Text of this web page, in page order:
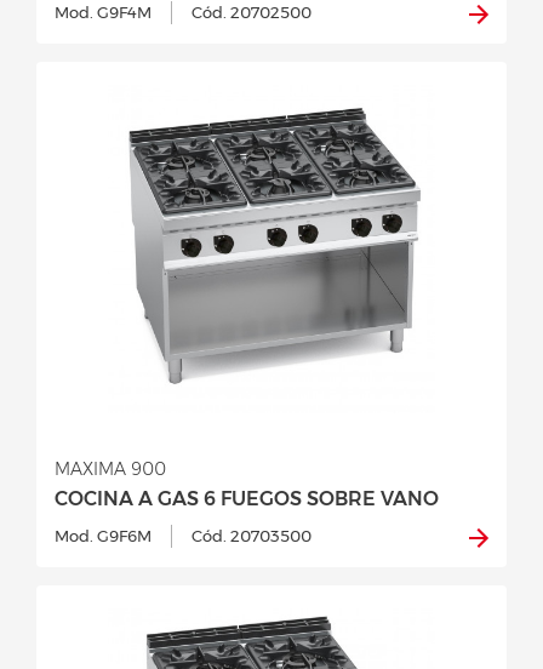
Mod. G9F4M Cód. 20702500
COCINA A GAS 6 FUEGOS SOBRE VANO
MAXIMA 900
Mod. G9F6M Cód. 20703500